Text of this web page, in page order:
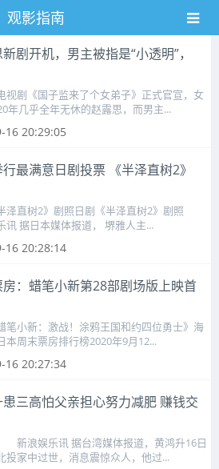
观影指南
剧开机，男主被指是“小透明”，
视剧《国子监来了个女弟子》正式官宣，女
年几乎全年无休的赵露思，而男主...
16 20:29:05
最满意日剧投票 《半泽直树2》
泽直树2》剧照日剧《半泽直树2》剧照
讯 据日本媒体报道， 堺雅人主...
16 20:28:14
房：蜡笔小新第28部剧场版上映首
笔小新：激战！涂鸦王国和约四位勇士》海
末票房排行榜2020年9月12...
16 20:27:34
患三高怕父亲担心努力减肥 赚钱交
浪娱乐讯 据台湾媒体报道，黄鸿升16日
投家中过世，消息震惊众人，他过...